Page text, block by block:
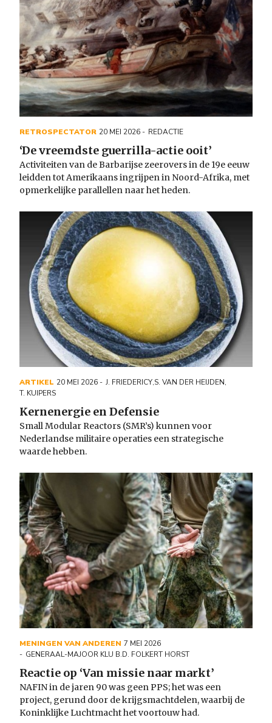
RETROSPECTATOR 20 MEI 2026 REDACTIE
‘De vreemdste guerrilla-actie ooit’
Activiteiten van de Barbarijse zeerovers in de 19e eeuw
leidden tot Amerikaans ingrijpen in Noord-Afrika, met
opmerkelijke parallellen naar het heden.
ARTIKEL 20 MEI 2026 J. FRIEDERICY,S. VAN DER HEIJDEN,
T. KUIPERS
Kernenergie en Defensie
Small Modular Reactors (SMR’s) kunnen voor
Nederlandse militaire operaties een strategische
waarde hebben.
MENINGEN VAN ANDEREN 7 MEI 2026
GENERAAL-MAJOOR KLU B.D. FOLKERT HORST
Reactie op ‘Van missie naar markt’
NAFIN in de jaren 90 was geen PPS; het was een
project, gerund door de krijgsmachtdelen, waarbij de
Koninklijke Luchtmacht het voortouw had.